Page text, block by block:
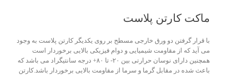
ماکت کارتن پلاست
با قرار گرفتن دو ورق خارجی مسطح بر روی یکدیگر کارتن پلاست به وجود
می آید که از مقاومت شیمیایی و دوام فیزیکی بالایی برخوردار است
همچنین دارای نوسان حرارتی بین ۲۰- تا ۸۰+ درجه سانتیگراد می باشد که
باعث شده در مقابل گرما و سرما از مقاومت بالایی برخوردار باشد.کارتن